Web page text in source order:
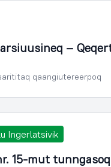
–
qaangiutereerpoq
Ingerlatsivik
15-mut